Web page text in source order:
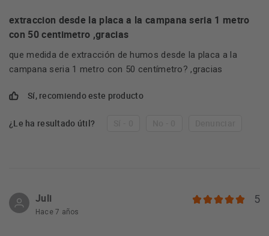
extraccion desde la placa a la campana seria 1 metro
con 50 centimetro ,gracias
que medida de extracción de humos desde la placa a la
campana seria 1 metro con 50 centímetro? ,gracias
Sí, recomiendo este producto
¿Le ha resultado útil?
Juli
Hace 7 años
5